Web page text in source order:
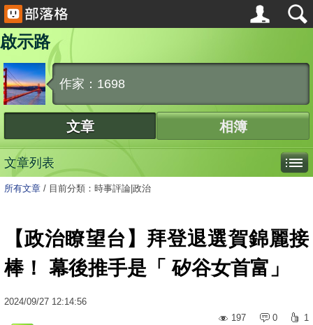
啟示路
作家：1698
文章 相簿
文章列表
所有文章 / 目前分類：時事評論|政治
【政治瞭望台】拜登退選賀錦麗接
棒！ 幕後推手是「 矽谷女首富」
2024/09/27 12:14:56
197
0 1